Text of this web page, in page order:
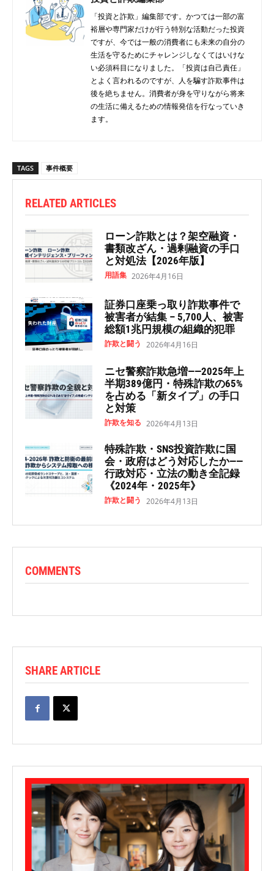
「投資と詐欺」編集部です。かつては一部の富
裕層や専門家だけが行う特別な活動だった投資
ですが、今では一般の消費者にも未来の自分の
生活を守るためにチャレンジしなくてはいけな
い必須科目になりました。「投資は自己責任」
とよく言われるのですが、人を騙す詐欺事件は
後を絶ちません。消費者が身を守りながら将来
の生活に備えるための情報発信を行なっていき
ます。
TAGS 事件概要
RELATED ARTICLES
ローン詐欺とは？架空融資・
書類改ざん・過剰融資の手口
と対処法【2026年版】
用語集 2026年4月16日
証券口座乗っ取り詐欺事件で
被害者が結集 – 5,700人、被害
総額1兆円規模の組織的犯罪
詐欺と闘う 2026年4月16日
ニセ警察詐欺急増——2025年上
半期389億円・特殊詐欺の65%
を占める「新タイプ」の手口
と対策
詐欺を知る 2026年4月13日
特殊詐欺・SNS投資詐欺に国
会・政府はどう対応したか——
行政対応・立法の動き全記録
《2024年・2025年》
詐欺と闘う 2026年4月13日
COMMENTS
SHARE ARTICLE